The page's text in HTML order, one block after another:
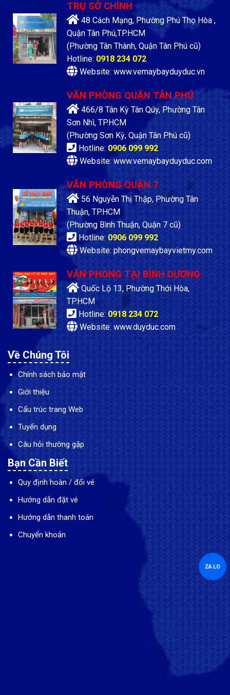
TRỤ SỞ CHÍNH
48 Cách Mạng, Phường Phú Thọ Hòa ,
Quận Tân Phú,TP.HCM
(Phường Tân Thành, Quận Tân Phú cũ)
Hotline: 0918 234 072
Website: www.vemaybayduyduc.vn
VĂN PHÒNG QUẬN TÂN PHÚ
466/8 Tân Kỳ Tân Qúy, Phường Tân
Sơn Nhì, TP.HCM
(Phường Sơn Kỳ, Quận Tân Phú cũ)
Hotline: 0906 099 992
Website: www.vemaybayduyduc.com
VĂN PHÒNG QUẬN 7
56 Nguyễn Thị Thập, Phường Tân
Thuận, TP.HCM
(Phường Bình Thuận, Quận 7 cũ)
Hotline: 0906 099 992
Website: phongvemaybayvietmy.com
VĂN PHÒNG TẠI BÌNH DƯƠNG
Quốc Lộ 13, Phường Thới Hòa,
TP.HCM
Hotline: 0918 234 072
Website: www.duyduc.com
Về Chúng Tôi
Chính sách bảo mật
Giới thiệu
Cấu trúc trang Web
Tuyển dụng
Câu hỏi thường gặp
Bạn Cần Biết
Quy định hoàn / đổi vé
Hướng dẫn đặt vé
Hướng dẫn thanh toán
Chuyển khoản
ZALO